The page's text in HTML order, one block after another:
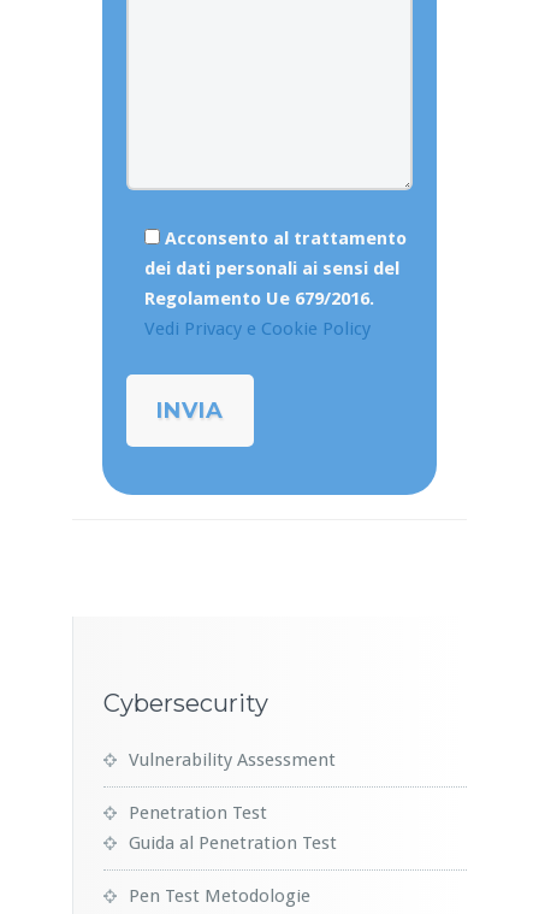
Acconsento al trattamento
dei dati personali ai sensi del
Regolamento Ue 679/2016.
Vedi Privacy e Cookie Policy
Cybersecurity
Vulnerability Assessment
Penetration Test
Guida al Penetration Test
Pen Test Metodologie